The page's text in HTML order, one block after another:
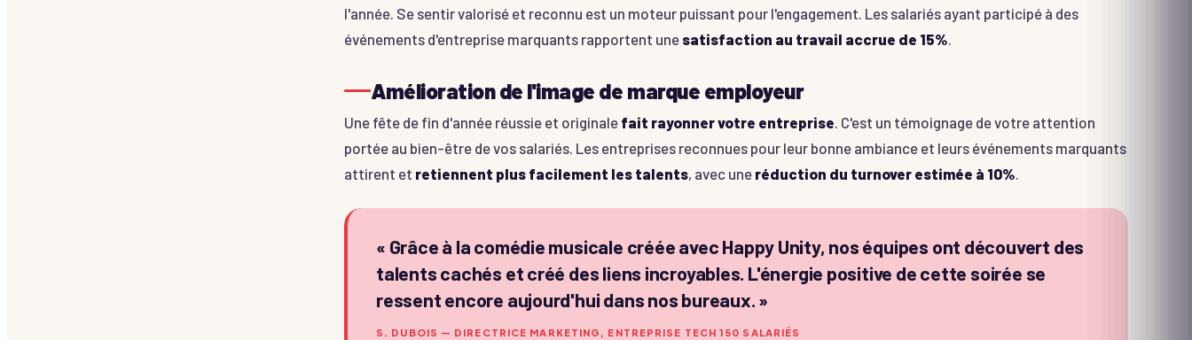
l'année. Se sentir valorisé et reconnu est un moteur puissant pour l'engagement. Les salariés ayant participé à des
événements d'entreprise marquants rapportent une satisfaction au travail accrue de 15%.
Amélioration de l'image de marque employeur
Une fête de fin d'année réussie et originale fait rayonner votre entreprise. C'est un témoignage de votre attention
portée au bien-être de vos salariés. Les entreprises reconnues pour leur bonne ambiance et leurs événements marquants
attirent et retiennent plus facilement les talents, avec une réduction du turnover estimée à 10%.
« Grâce à la comédie musicale créée avec Happy Unity, nos équipes ont découvert des
talents cachés et créé des liens incroyables. L'énergie positive de cette soirée se
ressent encore aujourd'hui dans nos bureaux.»
S. DUBOIS — DIRECTRICE MARKETING, ENTREPRISE TECH 150 SALARIÉS